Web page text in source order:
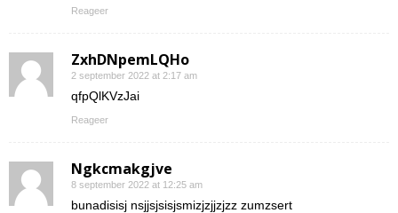
Reageer
ZxhDNpemLQHo
2 september 2022 at 2:17 am
qfpQlKVzJai
Reageer
Ngkcmakgjve
8 september 2022 at 12:25 am
bunadisisj nsjjsjsisjsmizjzjjzjzz zumzsert